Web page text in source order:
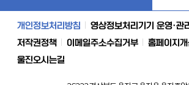
개인정보처리방침
영상정보처리기기 운영·관
저작권정책
이메일주소수집거부 홈페이지
울진오시는길